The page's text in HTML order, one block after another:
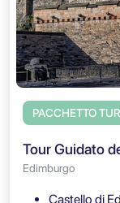
PACCHETTO
Edimburgo
Castello di